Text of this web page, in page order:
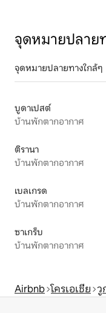
จุดหมายปลาย
จุดหมายปลายทางใกล้ๆ
บูดาเปสต์
บ้านพักตากอากาศ
ติรานา
บ้านพักตากอากาศ
เบลเกรด
บ้านพักตากอากาศ
ซาเกร็บ
บ้านพักตากอากาศ
Airbnb โครเอเชีย วู